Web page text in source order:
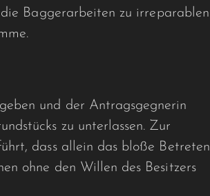
Baggerarbeiten zu irreparablen
und der Antragsgegnerin
zu unterlassen. Zur
dass allein das bloße Betreten
ohne den Willen des Besitzers